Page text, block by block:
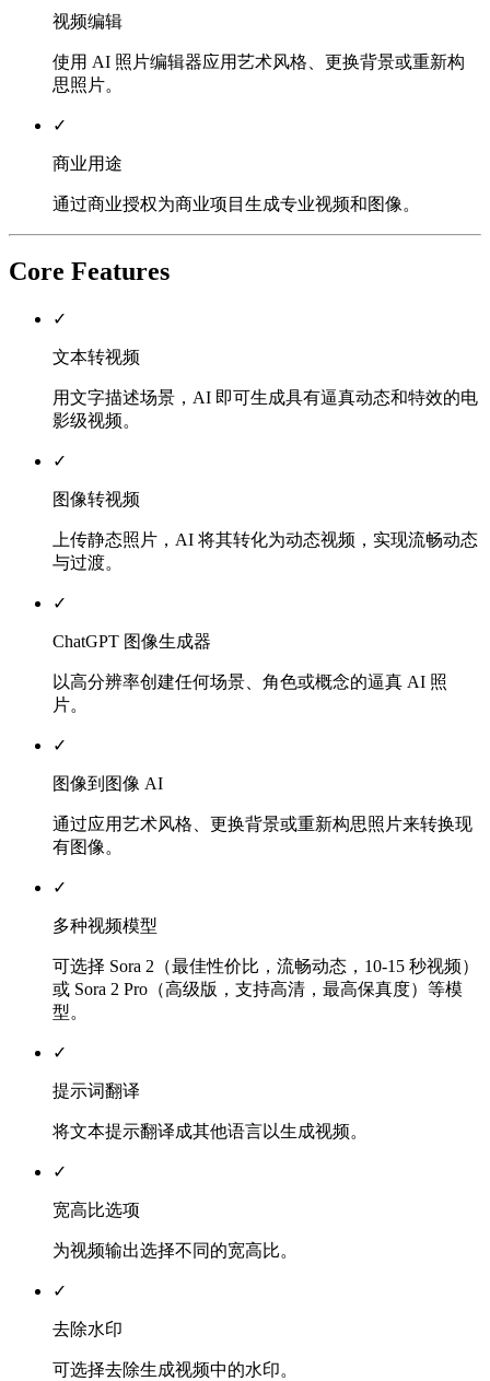
视频编辑
使用 AI 照片编辑器应用艺术风格、更换背景或重新构
思照片。
✓
商业用途
通过商业授权为商业项目生成专业视频和图像。
Core Features
✓
文本转视频
用文字描述场景，AI 即可生成具有逼真动态和特效的电
影级视频。
✓
图像转视频
上传静态照片，AI 将其转化为动态视频，实现流畅动态
与过渡。
✓
ChatGPT 图像生成器
以高分辨率创建任何场景、角色或概念的逼真 AI 照
片。
✓
图像到图像 AI
通过应用艺术风格、更换背景或重新构思照片来转换现
有图像。
✓
多种视频模型
可选择 Sora 2（最佳性价比，流畅动态，10-15 秒视频）
或 Sora 2 Pro（高级版，支持高清，最高保真度）等模
型。
✓
提示词翻译
将文本提示翻译成其他语言以生成视频。
✓
宽高比选项
为视频输出选择不同的宽高比。
✓
去除水印
可选择去除生成视频中的水印。